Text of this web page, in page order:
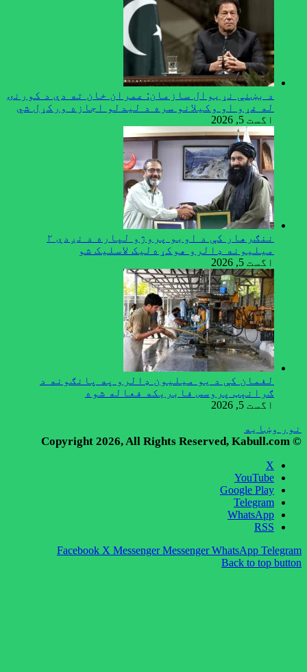
د بښنې نړیوال سازمان: عمران خان ته دې د کورنۍ
له غړو او وکیلانو سره د لیدلو اجازه ورکړل شي
اگست 5, 2026
ننګرهار کې د اوبو پروژو لپاره د نږدې ۲
میلیونه ډالرو هوکړه‌لیک لاسلیک شو
اگست 5, 2026
لغمان کې د یو میلیون ډالرو په پانګونه د
ګرانېټ پروسس فابریکه فعاله شوه
اگست 5, 2026
نور وښایه
© Copyright 2026, All Rights Reserved, Kabull.com
X
YouTube
Google Play
Telegram
WhatsApp
RSS
Facebook X Messenger Messenger WhatsApp Telegram
Back to top button